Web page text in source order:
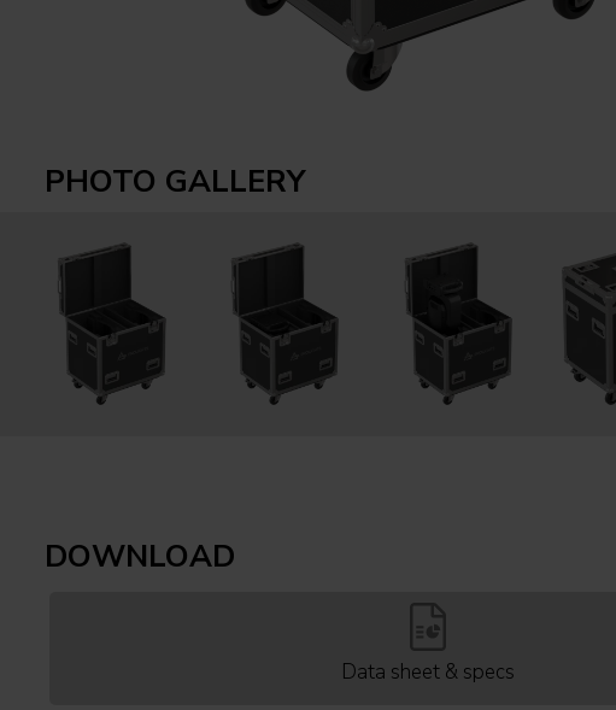
PHOTO GALLERY
DOWNLOAD
Data sheet & specs